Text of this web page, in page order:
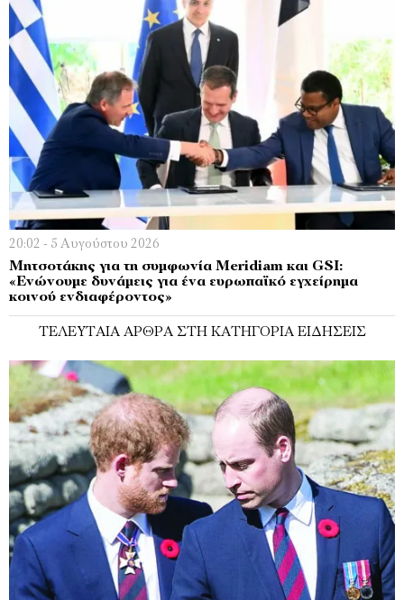
20:02 - 5 Αυγούστου 2026
Μητσοτάκης για τη συμφωνία Meridiam και GSI:
«Ενώνουμε δυνάμεις για ένα ευρωπαϊκό εγχείρημα
κοινού ενδιαφέροντος»
ΤΕΛΕΥΤΑΊΑ ΆΡΘΡΑ ΣΤΗ ΚΑΤΗΓΟΡΊΑ ΕΙΔΉΣΕΙΣ